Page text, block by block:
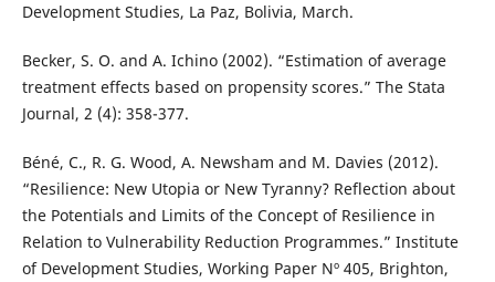
Development Studies, La Paz, Bolivia, March.
Becker, S. O. and A. Ichino (2002). “Estimation of average
treatment effects based on propensity scores.” The Stata
Journal, 2 (4): 358-377.
Béné, C., R. G. Wood, A. Newsham and M. Davies (2012).
“Resilience: New Utopia or New Tyranny? Reflection about
the Potentials and Limits of the Concept of Resilience in
Relation to Vulnerability Reduction Programmes.” Institute
of Development Studies, Working Paper Nº 405, Brighton,